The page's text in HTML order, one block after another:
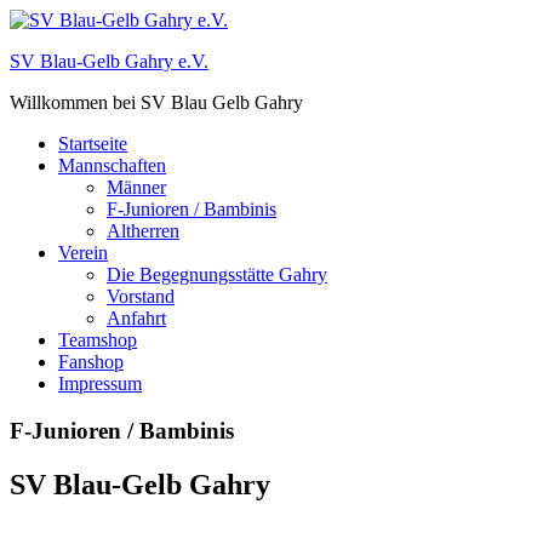
Zum
springen
SV Blau-Gelb Gahry e.V.
Willkommen bei SV Blau Gelb Gahry
Startseite
Mannschaften
Männer
F-Junioren / Bambinis
Altherren
Verein
Die Begegnungsstätte Gahry
Vorstand
Anfahrt
Teamshop
Fanshop
Impressum
F-Junioren / Bambinis
SV Blau-Gelb Gahry